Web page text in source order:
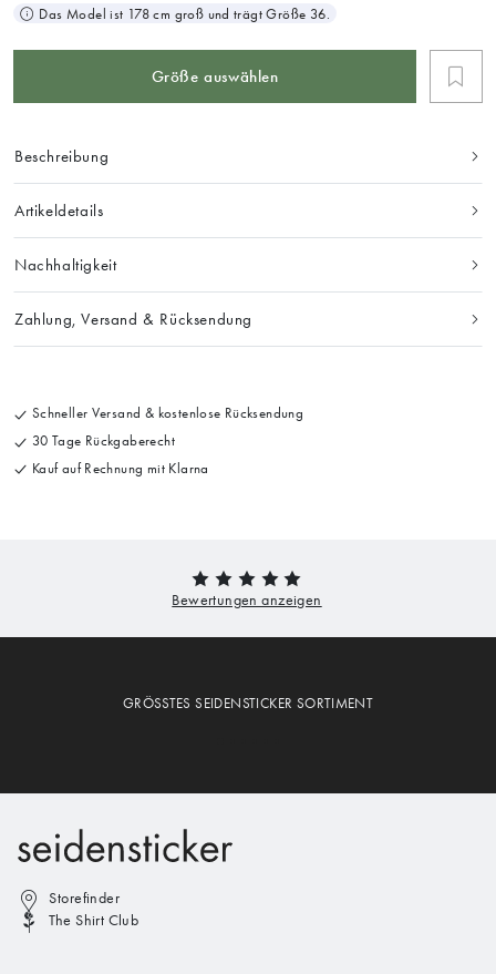
Das Model ist 178 cm groß und trägt Größe 36.
Größe auswählen
Beschreibung
Artikeldetails
Nachhaltigkeit
Zahlung, Versand & Rücksendung
Schneller Versand & kostenlose Rücksendung
30 Tage Rückgaberecht
Kauf auf Rechnung mit Klarna
GRÖSSTES SEIDENSTICKER SORTIMENT
Storefinder
The Shirt Club